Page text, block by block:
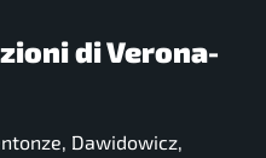
di Verona-
Dawidowicz,